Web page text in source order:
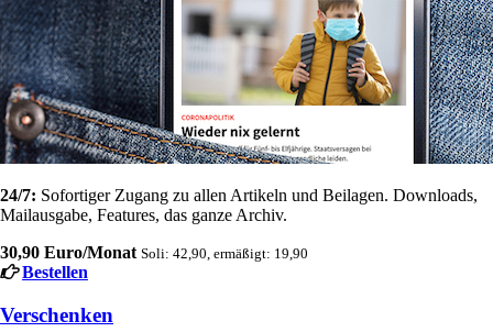
24/7: Sofortiger Zugang zu allen Artikeln und Beilagen. Downloads,
Mailausgabe, Features, das ganze Archiv.
30,90 Euro/Monat Soli: 42,90, ermäßigt: 19,90
Bestellen
Verschenken